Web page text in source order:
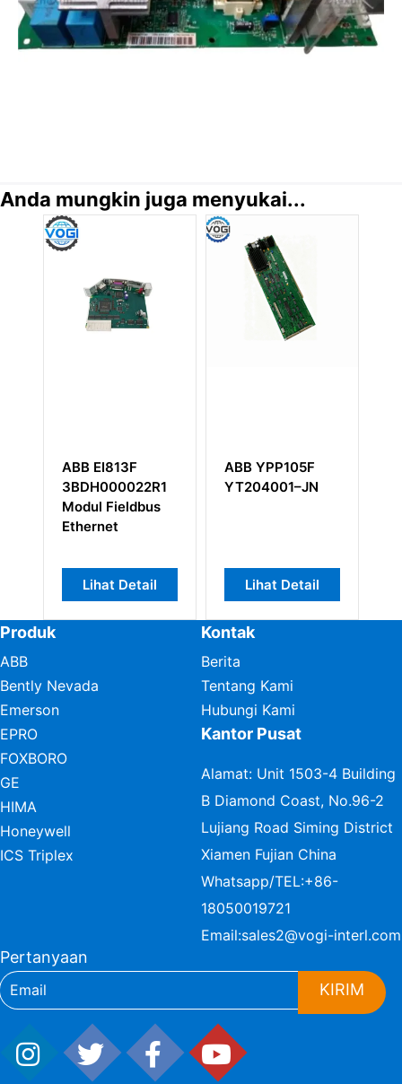
Anda mungkin juga menyukai...
Fieldbus
ABB YPP105F
YT204001–JN
Lihat Detail
ABB TY805K01
3BSE081160R1
Lihat Detail
Produk
ABB
Bently Nevada
Emerson
EPRO
FOXBORO
GE
HIMA
Honeywell
ICS Triplex
Kontak
Berita
Tentang Kami
Hubungi Kami
Kantor Pusat
Alamat: Unit 1503-4 Building
B Diamond Coast, No.96-2
Lujiang Road Siming District
Xiamen Fujian China
Whatsapp/TEL:+86-
18050019721
Email:sales2@vogi-interl.com
Pertanyaan
KIRIM